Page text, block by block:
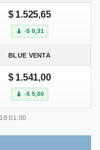
$ 1.525,65
-$ 0,31
BLUE VENTA
$ 1.541,00
-$ 5,00